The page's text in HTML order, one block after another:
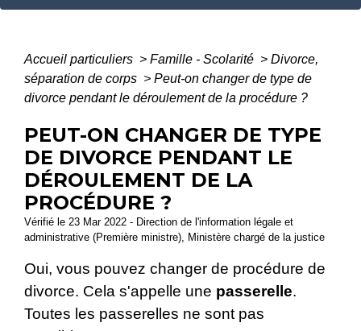
Accueil particuliers > Famille - Scolarité > Divorce,
séparation de corps > Peut-on changer de type de
divorce pendant le déroulement de la procédure ?
PEUT-ON CHANGER DE TYPE
DE DIVORCE PENDANT LE
DÉROULEMENT DE LA
PROCÉDURE ?
Vérifié le 23 Mar 2022 - Direction de l'information légale et
administrative (Première ministre), Ministère chargé de la justice
Oui, vous pouvez changer de procédure de
divorce. Cela s'appelle une passerelle.
Toutes les passerelles ne sont pas